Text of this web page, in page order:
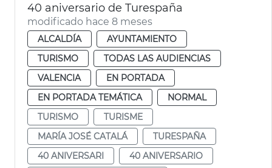
40 aniversario de Turespaña
modificado hace 8 meses
ALCALDÍA
AYUNTAMIENTO
TURISMO
TODAS LAS AUDIENCIAS
VALENCIA
EN PORTADA
EN PORTADA TEMÁTICA
NORMAL
TURISMO
TURISME
MARÍA JOSÉ CATALÁ
TURESPAÑA
40 ANIVERSARI
40 ANIVERSARIO